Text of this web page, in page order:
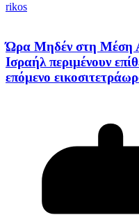
rikos
Ώρα Μηδέν στη Μέση
Ισραήλ περιμένουν
επόμενο